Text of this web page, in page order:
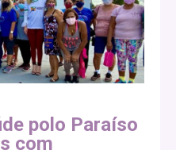
polo Paraíso
com